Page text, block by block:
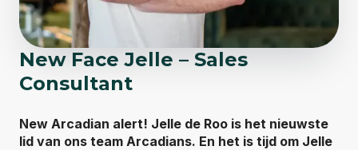
New Face Jelle – Sales
Consultant
New Arcadian alert! Jelle de Roo is het nieuwste
lid van ons team Arcadians. En het is tijd om Jelle